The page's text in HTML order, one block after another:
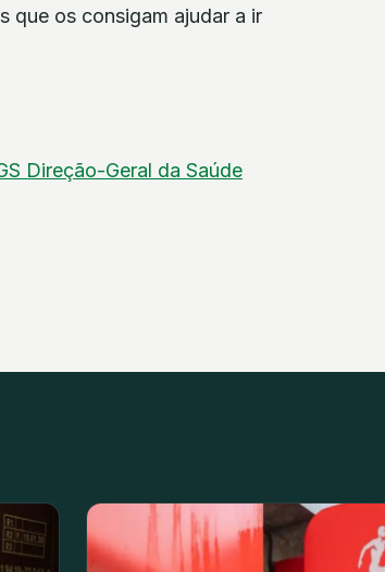
que os consigam ajudar a ir
Direção-Geral da Saúde